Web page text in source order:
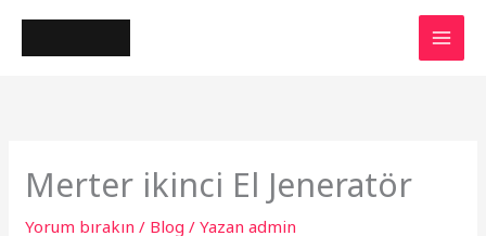
Merter ikinci El Jeneratör
Yorum bırakın / Blog / Yazan admin